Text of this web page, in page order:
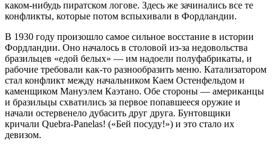
каком-нибудь пиратском логове. Здесь же зачинались все те
конфликты, которые потом вспыхивали в Фордландии.
В 1930 году произошло самое сильное восстание в истории
Фордландии. Оно началось в столовой из-за недовольства
бразильцев «едой белых» — им надоели полуфабрикаты, и
рабочие требовали как-то разнообразить меню. Катализатором
стал конфликт между начальником Каем Остенфельдом и
каменщиком Мануэлем Каэтано. Обе стороны — американцы
и бразильцы схватились за первое попавшееся оружие и
начали остервенело дубасить друг друга. Бунтовщики
кричали Quebra-Panelas! («Бей посуду!») и это стало их
девизом.